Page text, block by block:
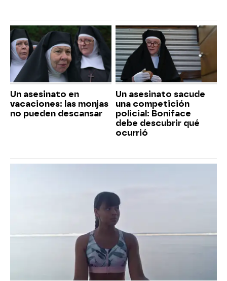
Un asesinato en
vacaciones: las monjas
no pueden descansar
Un asesinato sacude
una competición
policial: Boniface
debe descubrir qué
ocurrió